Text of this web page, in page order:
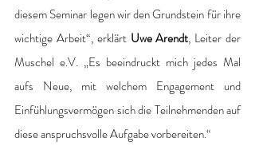
diesem Seminar legen wir den Grundstein für ihre
wichtige Arbeit“, erklärt Uwe Arendt, Leiter der
Muschel e.V. „Es beeindruckt mich jedes Mal
aufs Neue, mit welchem Engagement und
Einfühlungsvermögen sich die Teilnehmenden auf
diese anspruchsvolle Aufgabe vorbereiten.“